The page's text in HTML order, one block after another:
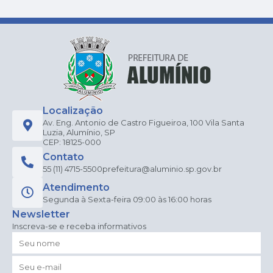
nº 15.211/2025, a Lei Geral de
13.709/2018), o Estatuto da
Criança e do Adolescente
(Lei nº 8.069/1990) e a
Localização
Av. Eng. Antonio de Castro Figueiroa, 100 Vila Santa
Luzia, Alumínio, SP
CEP: 18125-000
Contato
55 (11) 4715-5500prefeitura@aluminio.sp.gov.br
Atendimento
Segunda à Sexta-feira 09:00 às 16:00 horas
Newsletter
Inscreva-se e receba informativos